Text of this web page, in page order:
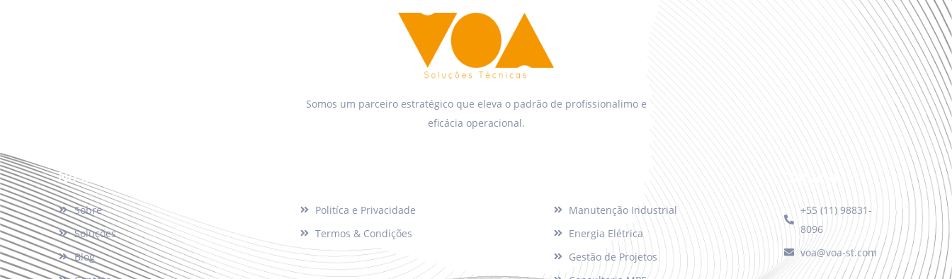
Somos um parceiro estratégico que eleva o padrão de profissionalimo e
eficácia operacional.
Nosso Site
Sobre
Soluções
Blog
Politíca e Privacidade
Termos & Condições
Manutenção Industrial
Energia Elétrica
Gestão de Projetos
Contato
+55 (11) 98831-
8096
voa@voa-st.com